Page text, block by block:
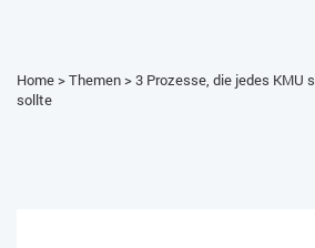
Home>Themen>3 Prozesse, die jedes KMU
sollte